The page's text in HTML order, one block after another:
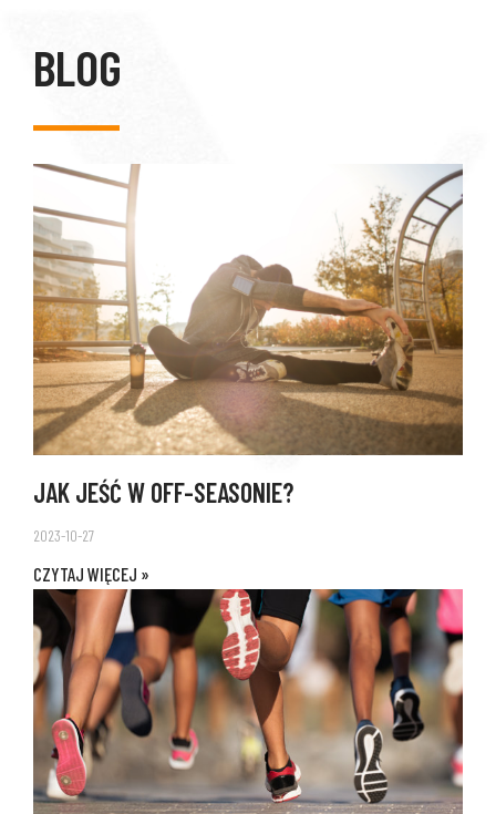
BLOG
JAK JEŚĆ W OFF-SEASONIE?
2023-10-27
CZYTAJ WIĘCEJ »